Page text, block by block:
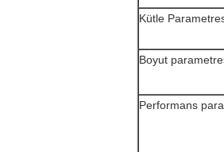
Kütle
Boyut
Performans